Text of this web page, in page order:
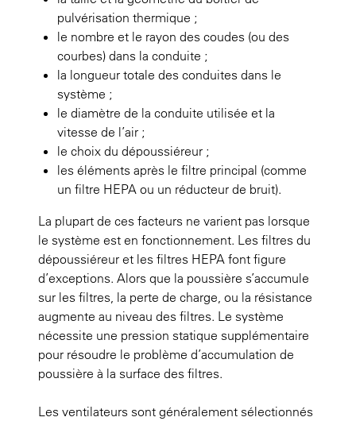
pulvérisation thermique ;
le nombre et le rayon des coudes (ou des
courbes) dans la conduite ;
la longueur totale des conduites dans le
système ;
le diamètre de la conduite utilisée et la
vitesse de l’air ;
le choix du dépoussiéreur ;
les éléments après le filtre principal (comme
un filtre HEPA ou un réducteur de bruit).
La plupart de ces facteurs ne varient pas lorsque
le système est en fonctionnement. Les filtres du
dépoussiéreur et les filtres HEPA font figure
d’exceptions. Alors que la poussière s’accumule
sur les filtres, la perte de charge, ou la résistance
augmente au niveau des filtres. Le système
nécessite une pression statique supplémentaire
pour résoudre le problème d’accumulation de
poussière à la surface des filtres.
Les ventilateurs sont généralement sélectionnés